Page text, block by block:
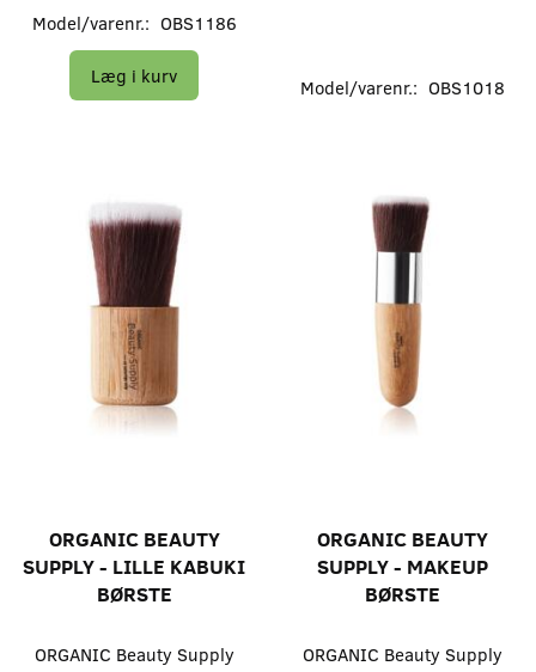
Model/varenr.: OBS1186
Læg i kurv
Model/varenr.: OBS1018
ORGANIC BEAUTY
SUPPLY - LILLE KABUKI
BØRSTE
ORGANIC Beauty Supply
ORGANIC BEAUTY
SUPPLY - MAKEUP
BØRSTE
ORGANIC Beauty Supply